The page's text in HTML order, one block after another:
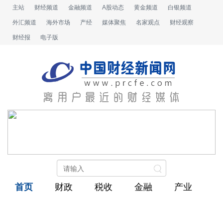
主站 财经频道 金融频道 A股动态 黄金频道 白银频道
外汇频道 海外市场 产经 媒体聚焦 名家观点 财经观察
财经报 电子版
首页 财政 税收 金融 产业